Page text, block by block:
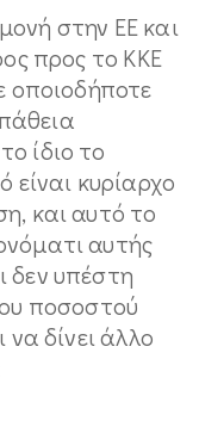
στην ΕΕ και
προς το ΚΚΕ
οποιοδήποτε
ίδιο το
είναι κυρίαρχο
και αυτό το
αυτής
δεν υπέστη
ποσοστού
να δίνει άλλο